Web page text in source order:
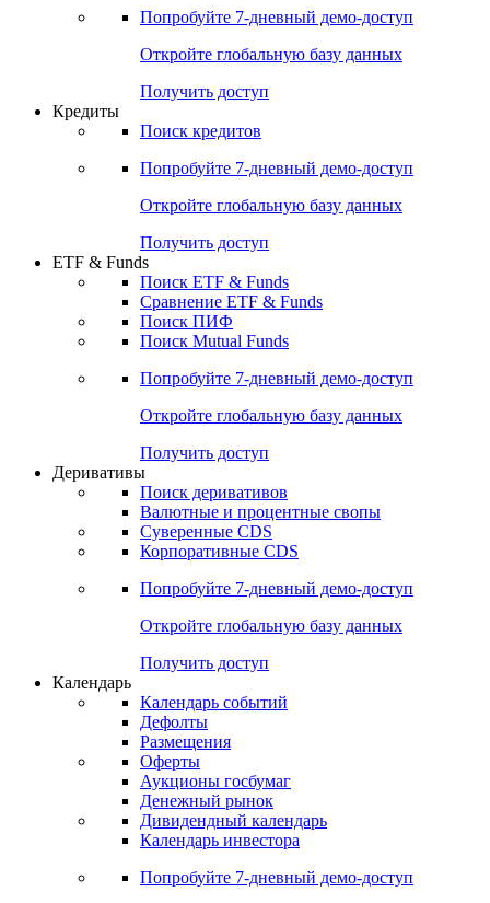
Попробуйте 7-дневный демо-доступ
Откройте глобальную базу данных
Получить доступ
Кредиты
Поиск кредитов
Попробуйте 7-дневный демо-доступ
Откройте глобальную базу данных
Получить доступ
ETF & Funds
Поиск ETF & Funds
Сравнение ETF & Funds
Поиск ПИФ
Поиск Mutual Funds
Попробуйте 7-дневный демо-доступ
Откройте глобальную базу данных
Получить доступ
Деривативы
Поиск деривативов
Валютные и процентные свопы
Суверенные CDS
Корпоративные CDS
Попробуйте 7-дневный демо-доступ
Откройте глобальную базу данных
Получить доступ
Календарь
Календарь событий
Дефолты
Размещения
Оферты
Аукционы госбумаг
Денежный рынок
Дивидендный календарь
Календарь инвестора
Попробуйте 7-дневный демо-доступ